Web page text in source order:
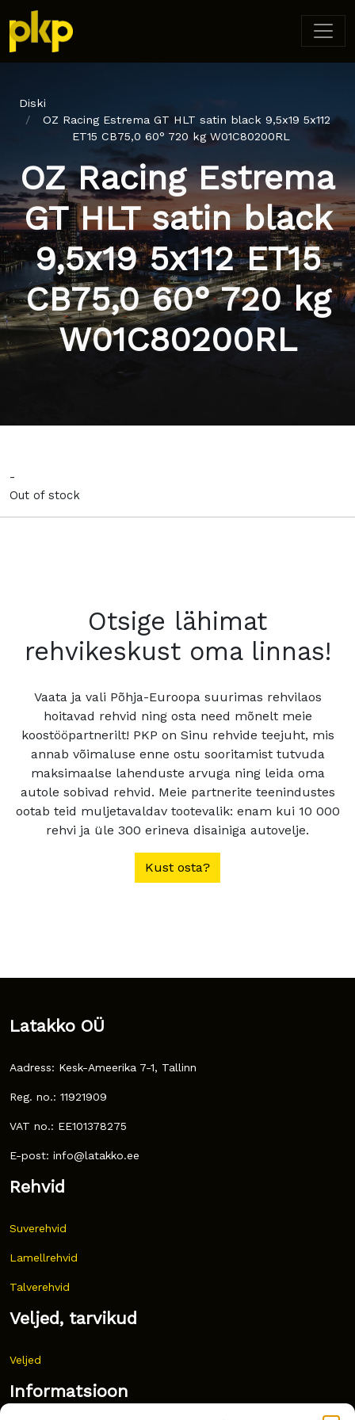
Diski
OZ Racing Estrema GT HLT satin black 9,5x19 5x112
ET15 CB75,0 60° 720 kg W01C80200RL
OZ Racing Estrema
GT HLT satin black
9,5x19 5x112 ET15
CB75,0 60° 720 kg
W01C80200RL
-
Out of stock
Otsige lähimat
rehvikeskust oma linnas!
Vaata ja vali Põhja-Euroopa suurimas rehvilaos
hoitavad rehvid ning osta need mõnelt meie
koostööpartnerilt! PKP on Sinu rehvide teejuht, mis
annab võimaluse enne ostu sooritamist tutvuda
maksimaalse lahenduste arvuga ning leida oma
autole sobivad rehvid. Meie partnerite teenindustes
ootab teid muljetavaldav tootevalik: enam kui 10 000
rehvi ja üle 300 erineva disainiga autovelje.
Kust osta?
Latakko OÜ
Aadress: Kesk-Ameerika 7-1, Tallinn
Reg. no.: 11921909
VAT no.: EE101378275
E-post: info@latakko.ee
Rehvid
Suverehvid
Lamellrehvid
Talverehvid
Veljed, tarvikud
Veljed
Informatsioon